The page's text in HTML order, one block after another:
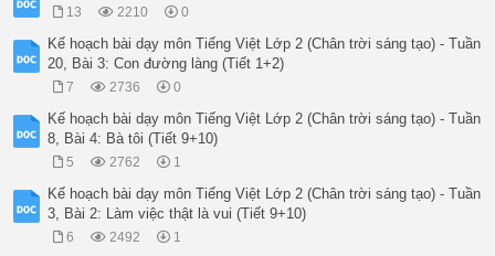
– Giáo viên hướng dẫn học sinh HS quan sát và so sánh chữ U
– Giáo viên hướng dẫn học sinh HS quan sát GV viết mẫu và
-Giáo viên lưu ý cách cầm bút, tư thế ngồi viết.
-Giáo viên quan sát, chỉnh sửa chữ viết học sinh.
– HS quan sát mẫu chữ U, Ư hoa, xác định chiều cao, độ
Cấu tạo: Chữ U hoa gồm gồm nét móc hai đầu và nét móc ngược
Cách viết: Đặt bút cách bên trái ĐK dọc 2 một li, dưới ĐK
– HS quan sát GV viết mẫu và nêu quy trình viết chữ U hoa.
- HS quan sát và so sánh chữ U hoa và chữ Ư hoa
– HS quan sát GV viết mẫu và nêu quy trình viết chữ Ư hoa.
– HS viết chữ U, Ư hoa vào bảng con.
– HS tô và viết chữ U, Ư hoa vào VBT.
13 2210 0
Kế hoạch bài dạy môn Tiếng Việt Lớp 2 (Chân trời sáng tạo) - Tuần
20, Bài 3: Con đường làng (Tiết 1+2)
7 2736 0
Kế hoạch bài dạy môn Tiếng Việt Lớp 2 (Chân trời sáng tạo) - Tuần
8, Bài 4: Bà tôi (Tiết 9+10)
5 2762 1
Kế hoạch bài dạy môn Tiếng Việt Lớp 2 (Chân trời sáng tạo) - Tuần
3, Bài 2: Làm việc thật là vui (Tiết 9+10)
6 2492 1